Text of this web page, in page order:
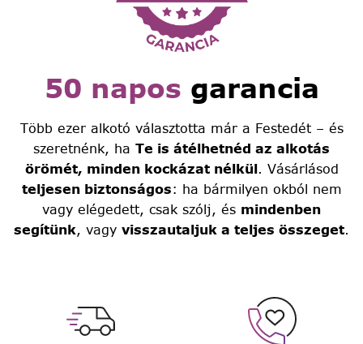
50 napos garancia
Több ezer alkotó választotta már a Festedét – és
szeretnénk, ha Te is átélhetnéd az alkotás
örömét, minden kockázat nélkül. Vásárlásod
teljesen biztonságos: ha bármilyen okból nem
vagy elégedett, csak szólj, és mindenben
segítünk, vagy visszautaljuk a teljes összeget.